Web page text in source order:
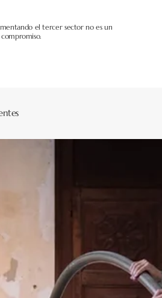
el tercer sector no es un